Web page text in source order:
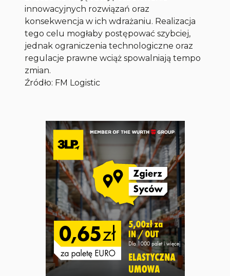
innowacyjnych rozwiązań oraz
konsekwencja w ich wdrażaniu. Realizacja
tego celu mogłaby postępować szybciej,
jednak ograniczenia technologiczne oraz
regulacje prawne wciąż spowalniają tempo
zmian.
Źródło: FM Logistic